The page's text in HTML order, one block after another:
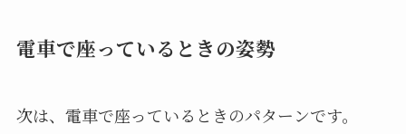
電車で座っているときの姿勢
次は、電車で座っているときのパターンです。